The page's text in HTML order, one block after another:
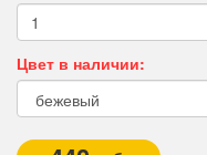
Цвет в наличии: